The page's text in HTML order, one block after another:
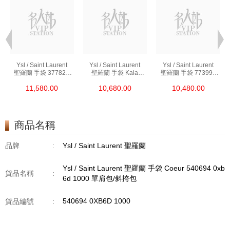
Ysl / Saint Laurent
聖羅蘭 手袋 377828
斜挎包
11,580.00
Ysl / Saint Laurent
聖羅蘭 手袋 Kaia
單肩包/斜挎包
10,680.00
Ysl / Saint Laurent
聖羅蘭 手袋 773995
斜挎包/手提包
10,480.00
商品名稱
品牌 : Ysl / Saint Laurent 聖羅蘭
貨品名稱 :
Ysl / Saint Laurent 聖羅蘭 手袋 Coeur 540694 0xb
6d 1000 單肩包/斜挎包
貨品編號 : 540694 0XB6D 1000